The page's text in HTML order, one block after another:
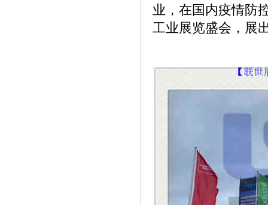
业，在国内疫情防
工业展览盛会，展